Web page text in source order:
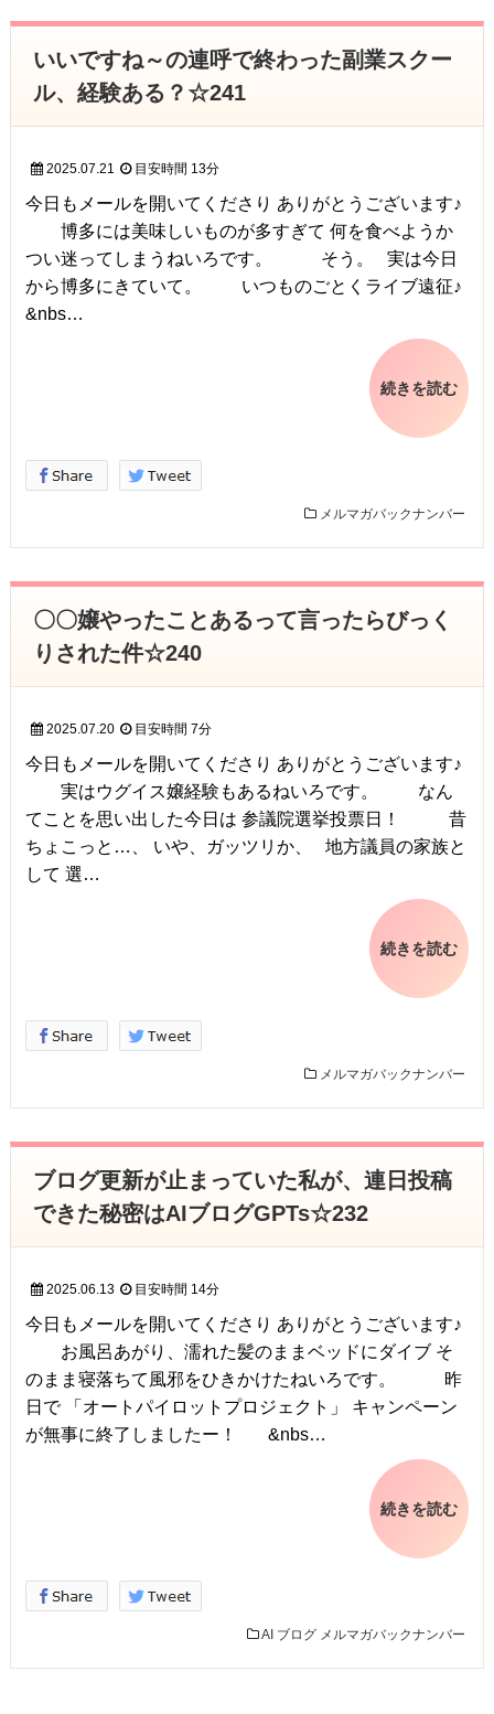
いいですね～の連呼で終わった副業スクー
ル、経験ある？☆241
2025.07.21 目安時間 13分
今日もメールを開いてくださり ありがとうございます♪
博多には美味しいものが多すぎて 何を食べようか
つい迷ってしまうねいろです。 そう。 実は今日
から博多にきていて。 いつものごとくライブ遠征♪
&nbs…
続きを読む
メルマガバックナンバー
〇〇嬢やったことあるって言ったらびっく
りされた件☆240
2025.07.20 目安時間 7分
今日もメールを開いてくださり ありがとうございます♪
実はウグイス嬢経験もあるねいろです。 なん
てことを思い出した今日は 参議院選挙投票日！ 昔
ちょこっと…、 いや、ガッツリか、 地方議員の家族と
して 選…
続きを読む
メルマガバックナンバー
ブログ更新が止まっていた私が、連日投稿
できた秘密はAIブログGPTs☆232
2025.06.13 目安時間 14分
今日もメールを開いてくださり ありがとうございます♪
お風呂あがり、濡れた髪のままベッドにダイブ そ
のまま寝落ちて風邪をひきかけたねいろです。 昨
日で 「オートパイロットプロジェクト」 キャンペーン
が無事に終了しましたー！ &nbs…
続きを読む
AI ブログ メルマガバックナンバー